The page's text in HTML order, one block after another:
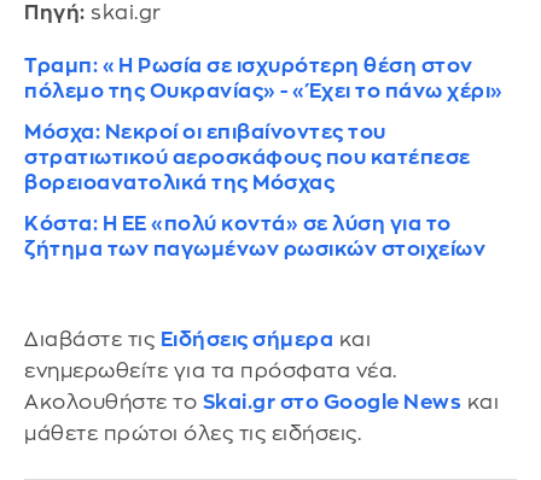
Πηγή: skai.gr
Τραμπ: «Η Ρωσία σε ισχυρότερη θέση στον
πόλεμο της Ουκρανίας» - «Έχει το πάνω χέρι»
Μόσχα: Νεκροί οι επιβαίνοντες του
στρατιωτικού αεροσκάφους που κατέπεσε
βορειοανατολικά της Μόσχας
Κόστα: Η ΕΕ «πολύ κοντά» σε λύση για το
ζήτημα των παγωμένων ρωσικών στοιχείων
Διαβάστε τις Ειδήσεις σήμερα και
ενημερωθείτε για τα πρόσφατα νέα.
Ακολουθήστε το Skai.gr στο Google News και
μάθετε πρώτοι όλες τις ειδήσεις.